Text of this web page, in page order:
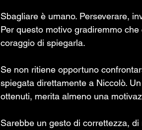
Sbagliare è umano. Perseverare,
Per questo motivo gradiremmo
coraggio di spiegarla.
Se non ritiene opportuno
spiegata direttamente a Niccolò.
ottenuti, merita almeno una
Sarebbe un gesto di correttezza,